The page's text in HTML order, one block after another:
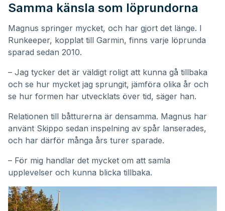
Samma känsla som löprundorna
Magnus springer mycket, och har gjort det länge. I
Runkeeper, kopplat till Garmin, finns varje löprunda
sparad sedan 2010.
– Jag tycker det är väldigt roligt att kunna gå tillbaka
och se hur mycket jag sprungit, jämföra olika år och
se hur formen har utvecklats över tid, säger han.
Relationen till båtturerna är densamma. Magnus har
använt Skippo sedan inspelning av spår lanserades,
och har därför många års turer sparade.
– För mig handlar det mycket om att samla
upplevelser och kunna blicka tillbaka.